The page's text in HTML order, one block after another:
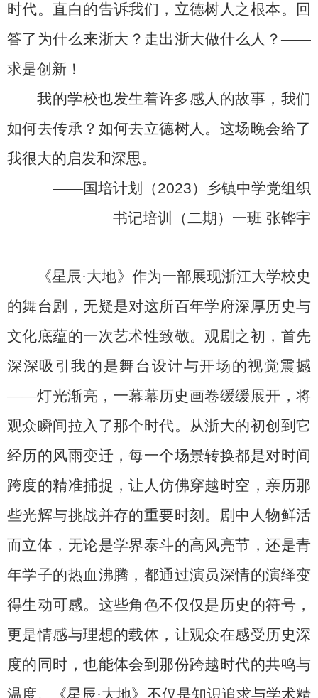
时代。直白的告诉我们，立德树人之根本。回
答了为什么来浙大？走出浙大做什么人？——
求是创新！
我的学校也发生着许多感人的故事，我们
如何去传承？如何去立德树人。这场晚会给了
我很大的启发和深思。
——国培计划（2023）乡镇中学党组织
书记培训（二期）一班 张铧宇
《星辰·大地》作为一部展现浙江大学校史
的舞台剧，无疑是对这所百年学府深厚历史与
文化底蕴的一次艺术性致敬。观剧之初，首先
深深吸引我的是舞台设计与开场的视觉震撼
——灯光渐亮，一幕幕历史画卷缓缓展开，将
观众瞬间拉入了那个时代。从浙大的初创到它
经历的风雨变迁，每一个场景转换都是对时间
跨度的精准捕捉，让人仿佛穿越时空，亲历那
些光辉与挑战并存的重要时刻。剧中人物鲜活
而立体，无论是学界泰斗的高风亮节，还是青
年学子的热血沸腾，都通过演员深情的演绎变
得生动可感。这些角色不仅仅是历史的符号，
更是情感与理想的载体，让观众在感受历史深
度的同时，也能体会到那份跨越时代的共鸣与